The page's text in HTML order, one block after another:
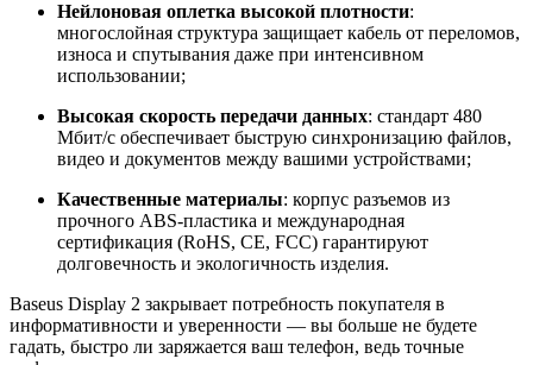
Нейлоновая оплетка высокой плотности:
многослойная структура защищает кабель от переломов,
износа и спутывания даже при интенсивном
использовании;
Высокая скорость передачи данных: стандарт 480
Мбит/с обеспечивает быструю синхронизацию файлов,
видео и документов между вашими устройствами;
Качественные материалы: корпус разъемов из
прочного ABS-пластика и международная
сертификация (RoHS, CE, FCC) гарантируют
долговечность и экологичность изделия.
Baseus Display 2 закрывает потребность покупателя в
информативности и уверенности — вы больше не будете
гадать, быстро ли заряжается ваш телефон, ведь точные